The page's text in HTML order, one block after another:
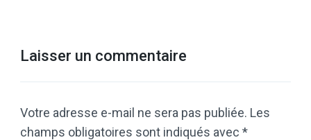
Laisser un commentaire
Votre adresse e-mail ne sera pas publiée. Les
champs obligatoires sont indiqués avec *